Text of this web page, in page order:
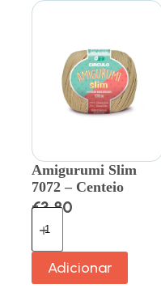
Amigurumi Slim
7072 – Centeio
€3.80
Adicionar